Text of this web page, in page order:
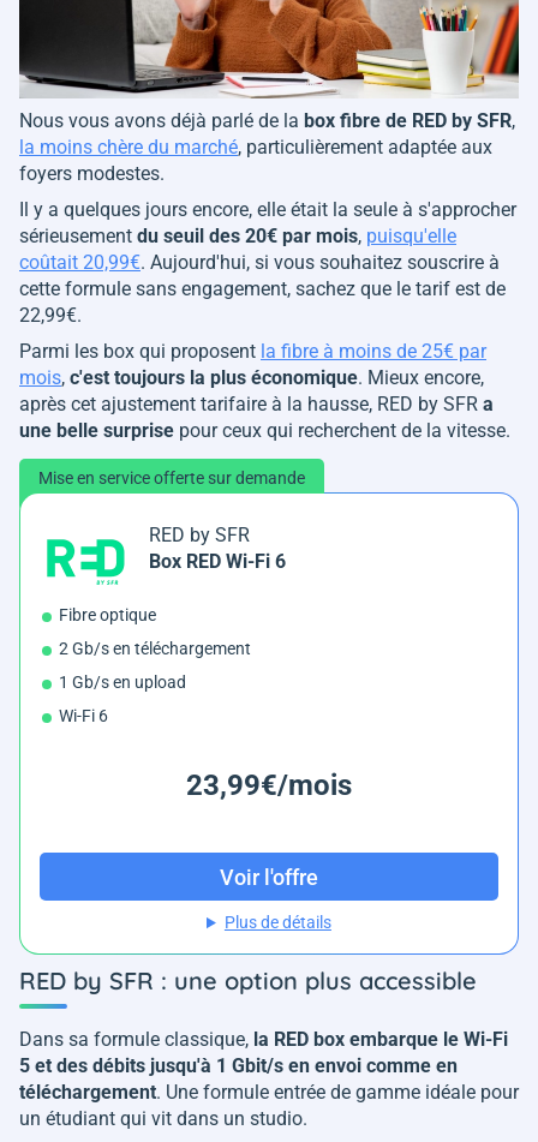
Nous vous avons déjà parlé de la box fibre de RED by SFR,
la moins chère du marché, particulièrement adaptée aux
foyers modestes.
Il y a quelques jours encore, elle était la seule à s'approcher
sérieusement du seuil des 20€ par mois, puisqu'elle
coûtait 20,99€. Aujourd'hui, si vous souhaitez souscrire à
cette formule sans engagement, sachez que le tarif est de
22,99€.
Parmi les box qui proposent la fibre à moins de 25€ par
mois, c'est toujours la plus économique. Mieux encore,
après cet ajustement tarifaire à la hausse, RED by SFR a
une belle surprise pour ceux qui recherchent de la vitesse.
Mise en service offerte sur demande
RED by SFR
Box RED Wi-Fi 6
Fibre optique
2 Gb/s en téléchargement
1 Gb/s en upload
Wi-Fi 6
23,99€/mois
Voir l'offre
Plus de détails
RED by SFR : une option plus accessible
Dans sa formule classique, la RED box embarque le Wi-Fi
5 et des débits jusqu'à 1 Gbit/s en envoi comme en
téléchargement. Une formule entrée de gamme idéale pour
un étudiant qui vit dans un studio.